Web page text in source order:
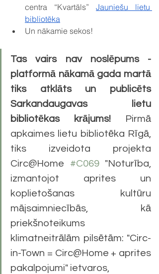
centra “Kvartāls” Jauniešu lietu
bibliotēka
Un nākamie sekos!
Tas vairs nav noslēpums -
platformā nākamā gada martā
tiks atklāts un publicēts
Sarkandaugavas lietu
bibliotēkas krājums!
Pirmā
apkaimes lietu bibliotēka Rīgā,
tiks izveidota projekta
Circ@Home #C069 "Noturība,
izmantojot aprites un
koplietošanas kultūru
mājsaimniecībās, kā
priekšnoteikums
klimatneitrālām pilsētām: "Circ-
in-Town = Circ@Home + aprites
pakalpojumi" ietvaros,